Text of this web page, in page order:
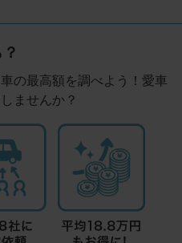
の最高額を調べよう！愛車
ませんか？